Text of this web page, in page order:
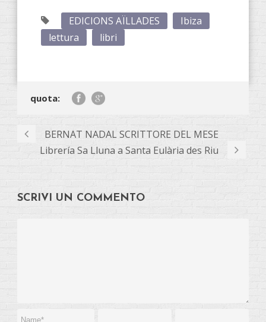
EDICIONS AÏLLADES
Ibiza
lettura
libri
quota:
BERNAT NADAL SCRITTORE DEL MESE
Librería Sa Lluna a Santa Eulària des Riu
SCRIVI UN COMMENTO